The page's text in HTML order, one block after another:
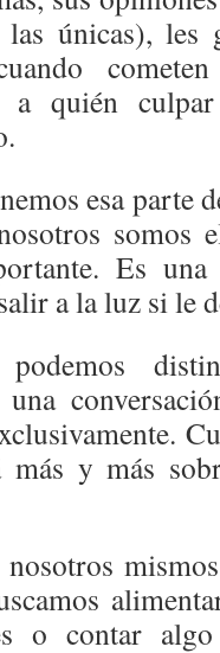
únicas), les
a quién
esa parte
Es
a la luz si le
una
más y más
o contar